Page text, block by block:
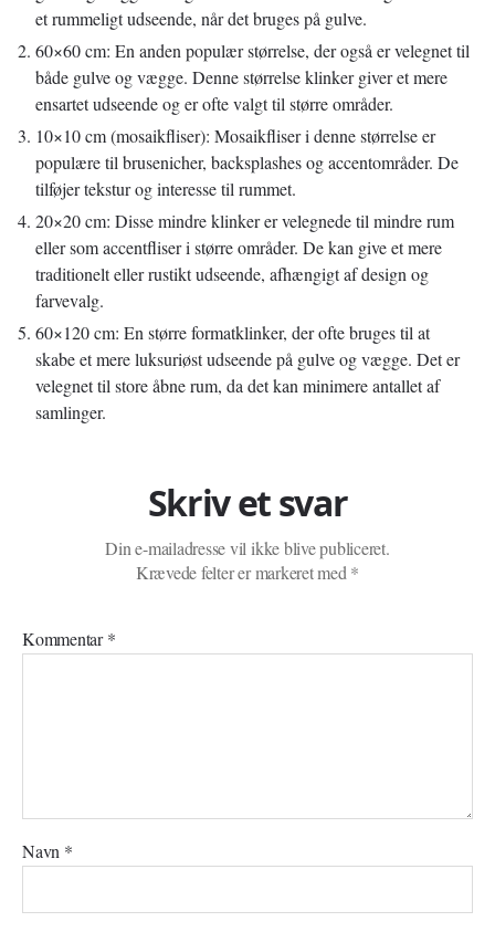
et rummeligt udseende, når det bruges på gulve.
60×60 cm: En anden populær størrelse, der også er velegnet til
både gulve og vægge. Denne størrelse klinker giver et mere
ensartet udseende og er ofte valgt til større områder.
10×10 cm (mosaikfliser): Mosaikfliser i denne størrelse er
populære til brusenicher, backsplashes og accentområder. De
tilføjer tekstur og interesse til rummet.
20×20 cm: Disse mindre klinker er velegnede til mindre rum
eller som accentfliser i større områder. De kan give et mere
traditionelt eller rustikt udseende, afhængigt af design og
farvevalg.
60×120 cm: En større formatklinker, der ofte bruges til at
skabe et mere luksuriøst udseende på gulve og vægge. Det er
velegnet til store åbne rum, da det kan minimere antallet af
samlinger.
Skriv et svar
Din e-mailadresse vil ikke blive publiceret.
Krævede felter er markeret med*
Kommentar*
Navn *